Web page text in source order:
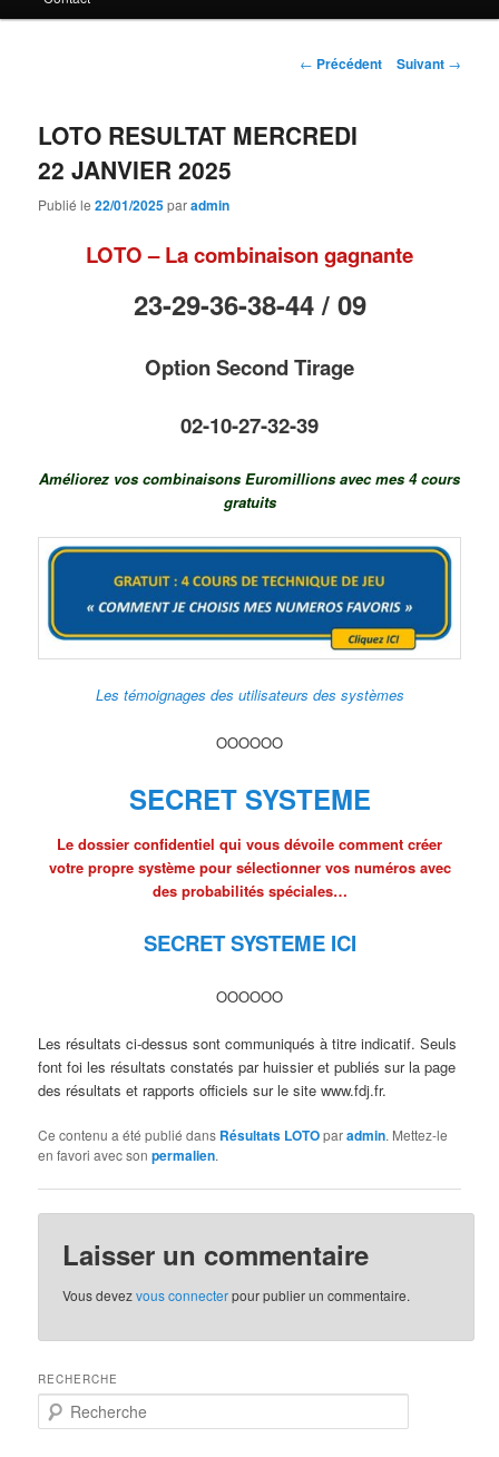
Navigation
← Précédent Suivant →
LOTO RESULTAT MERCREDI
22 JANVIER 2025
Publié le22/01/2025paradmin
LOTO – La combinaison gagnante
23-29-36-38-44 / 09
Option Second Tirage
02-10-27-32-39
Améliorez vos combinaisons Euromillions avec mes 4 cours
gratuits
Les témoignages des utilisateurs des systèmes
OOOOOO
SECRET SYSTEME
Le dossier confidentiel qui vous dévoile comment créer
votre propre système pour sélectionner vos numéros avec
des probabilités spéciales…
SECRET SYSTEME ICI
OOOOOO
Les résultats ci-dessus sont communiqués à titre indicatif. Seuls
font foi les résultats constatés par huissier et publiés sur la page
des résultats et rapports officiels sur le site www.fdj.fr.
Ce contenu a été publié dans Résultats LOTOparadmin. Mettez-le
en favori avec sonpermalien.
Laisser un commentaire
Vous devezvous connecterpour publier un commentaire.
RECHERCHE
e